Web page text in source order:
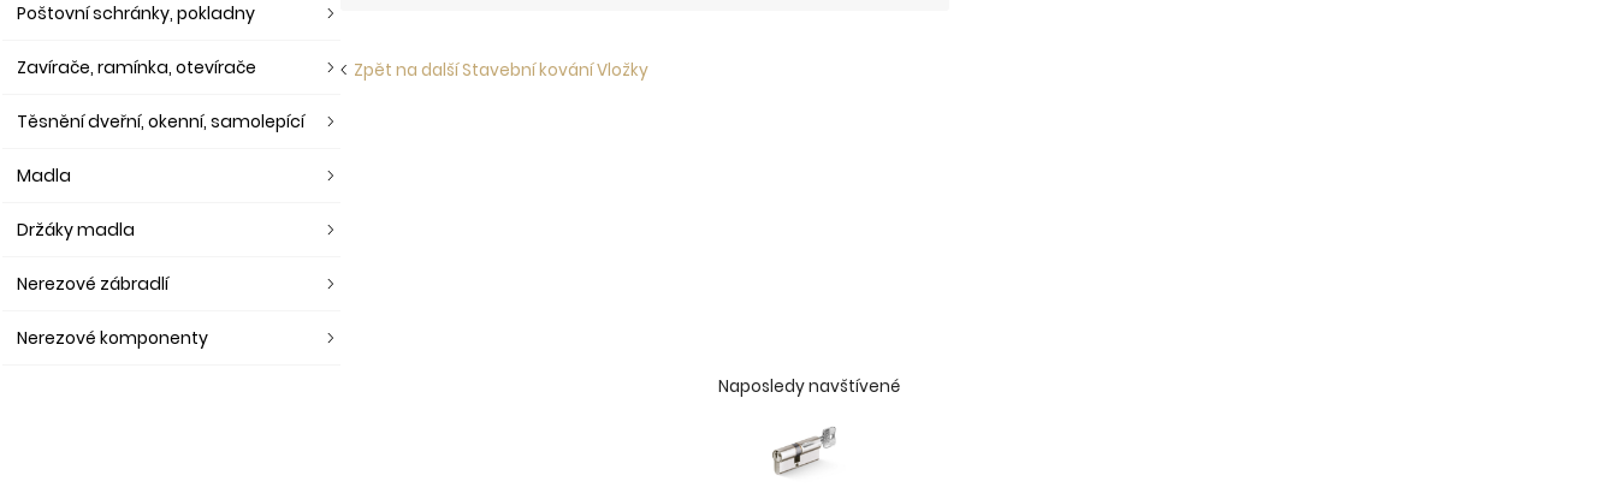
Zpět na další Stavební kování Vložky
Poštovní schránky, pokladny
Zavírače, ramínka, otevírače
Těsnění dveřní, okenní, samolepící
Madla
Držáky madla
Nerezové zábradlí
Nerezové komponenty
Naposledy navštívené